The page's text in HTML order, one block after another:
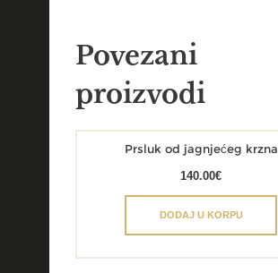
Povezani
proizvodi
Prsluk od jagnjećeg krzna
140.00€
DODAJ U KORPU